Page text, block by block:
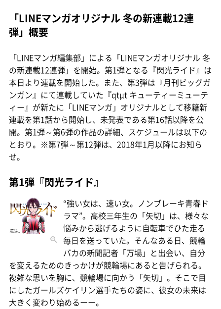
「LINEマンガオリジナル 冬の新連載12連
弾」概要
「LINEマンガ編集部」による「LINEマンガオリジナル 冬
の新連載12連弾」を開始。第1弾となる『閃光ライド』は
本日より連載を開始した。また、第3弾は『月刊ビッグガ
ンガン』にて連載していた『qtμt キューティーミューテ
ィー』が新たに「LINEマンガ」オリジナルとして移籍新
連載を第1話から開始し、未発表である第16話以降を公
開。第1弾～第6弾の作品の詳細、スケジュールは以下の
とおり。※第7弾～第12弾は、2018年1月以降にお知ら
せ。
第1弾『閃光ライド』
“強い女は、速い女。ノンブレーキ青春ド
ラマ”。高校三年生の「矢切」は、様々な
悩みから逃げるように自転車でひた走る
毎日を送っていた。そんなある日、競輪
バカの新聞記者「万場」と出会い、自分
を変えるためのきっかけが競輪場にあると告げられる。
複雑な思いを胸に、競輪場に向かう「矢切」。そこで目
にしたガールズケイリン選手たちの姿に、彼女の未来は
大きく変わり始めるーー。